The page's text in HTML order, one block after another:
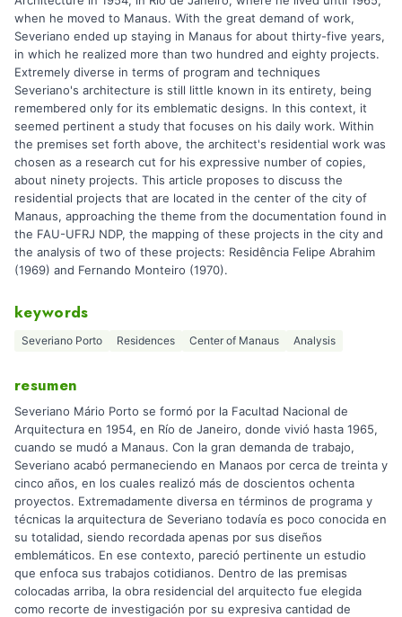
when he moved to Manaus. With the great demand of work,
Severiano ended up staying in Manaus for about thirty-five years,
in which he realized more than two hundred and eighty projects.
Extremely diverse in terms of program and techniques
Severiano's architecture is still little known in its entirety, being
remembered only for its emblematic designs. In this context, it
seemed pertinent a study that focuses on his daily work. Within
the premises set forth above, the architect's residential work was
chosen as a research cut for his expressive number of copies,
about ninety projects. This article proposes to discuss the
residential projects that are located in the center of the city of
Manaus, approaching the theme from the documentation found in
the FAU-UFRJ NDP, the mapping of these projects in the city and
the analysis of two of these projects: Residência Felipe Abrahim
(1969) and Fernando Monteiro (1970).
keywords
Severiano Porto Residences Center of Manaus Analysis
resumen
Severiano Mário Porto se formó por la Facultad Nacional de
Arquitectura en 1954, en Río de Janeiro, donde vivió hasta 1965,
cuando se mudó a Manaus. Con la gran demanda de trabajo,
Severiano acabó permaneciendo en Manaos por cerca de treinta y
cinco años, en los cuales realizó más de doscientos ochenta
proyectos. Extremadamente diversa en términos de programa y
técnicas la arquitectura de Severiano todavía es poco conocida en
su totalidad, siendo recordada apenas por sus diseños
emblemáticos. En ese contexto, pareció pertinente un estudio
que enfoca sus trabajos cotidianos. Dentro de las premisas
colocadas arriba, la obra residencial del arquitecto fue elegida
como recorte de investigación por su expresiva cantidad de